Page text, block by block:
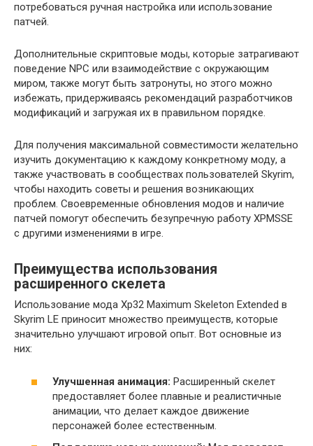
потребоваться ручная настройка или использование
патчей.
Дополнительные скриптовые моды, которые затрагивают
поведение NPC или взаимодействие с окружающим
миром, также могут быть затронуты, но этого можно
избежать, придерживаясь рекомендаций разработчиков
модификаций и загружая их в правильном порядке.
Для получения максимальной совместимости желательно
изучить документацию к каждому конкретному моду, а
также участвовать в сообществах пользователей Skyrim,
чтобы находить советы и решения возникающих
проблем. Своевременные обновления модов и наличие
патчей помогут обеспечить безупречную работу XPMSSE
с другими изменениями в игре.
Преимущества использования
расширенного скелета
Использование мода Xp32 Maximum Skeleton Extended в
Skyrim LE приносит множество преимуществ, которые
значительно улучшают игровой опыт. Вот основные из
них:
Улучшенная анимация: Расширенный скелет
предоставляет более плавные и реалистичные
анимации, что делает каждое движение
персонажей более естественным.